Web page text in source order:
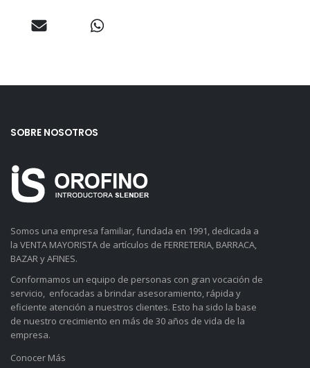
SOBRE NOSOTROS
Somos una empresa familiar, fundada en 1991, dedicada a
la VENTA MAYORISTA de artículos de FERRETERIA, BARRACA,
BAZAR y AFINES.
Conformamos un equipo de personas con gran vocación de
servicio, enfocadas a brindar asesoramiento, rápida y
eficiente atención a nuestros clientes. Esto ha sido la base
de nuestro crecimiento en más de 30 años de vida de la
empresa.
Conocer Más